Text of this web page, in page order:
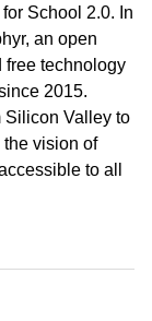
School 2.0. In
an open
free technology
2015.
Silicon Valley to
the vision of
to all